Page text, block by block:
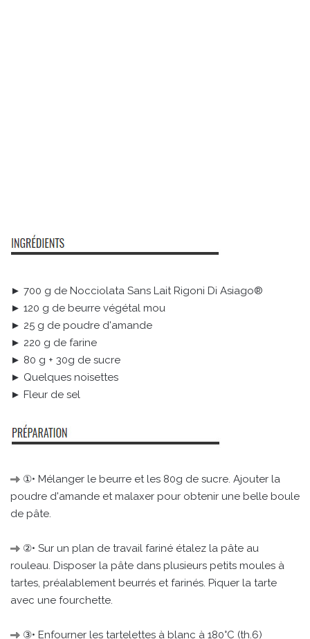
► 700 g de Nocciolata Sans Lait Rigoni Di Asiago®
► 120 g de beurre végétal mou
► 25 g de poudre d'amande
► 220 g de farine
► 80 g + 30g de sucre
► Quelques noisettes
► Fleur de sel
①• Mélanger le beurre et les 80g de sucre. Ajouter la
poudre d'amande et malaxer pour obtenir une belle boule
de pâte.
②• Sur un plan de travail fariné étalez la pâte au
rouleau. Disposer la pâte dans plusieurs petits moules à
tartes, préalablement beurrés et farinés. Piquer la tarte
avec une fourchette.
③• Enfourner les tartelettes à blanc à 180°C (th.6)